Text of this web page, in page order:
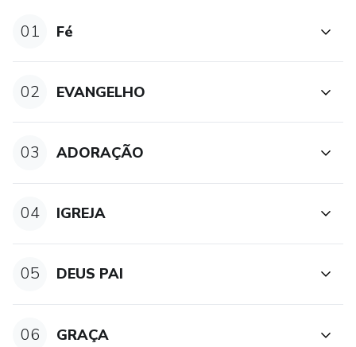
01 Fé
02 EVANGELHO
03 ADORAÇÃO
04 IGREJA
05 DEUS PAI
06 GRAÇA